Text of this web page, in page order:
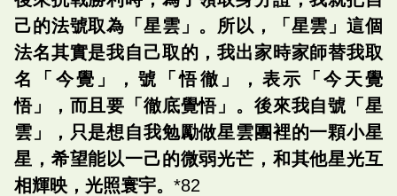
己的法號取為「星雲」。所以，「星雲」這個
法名其實是我自己取的，我出家時家師替我取
名「今覺」，號「悟徹」，表示「今天覺
悟」，而且要「徹底覺悟」。後來我自號「星
雲」，只是想自我勉勵做星雲團裡的一顆小星
星，希望能以一己的微弱光芒，和其他星光互
相輝映，光照寰宇。 *82